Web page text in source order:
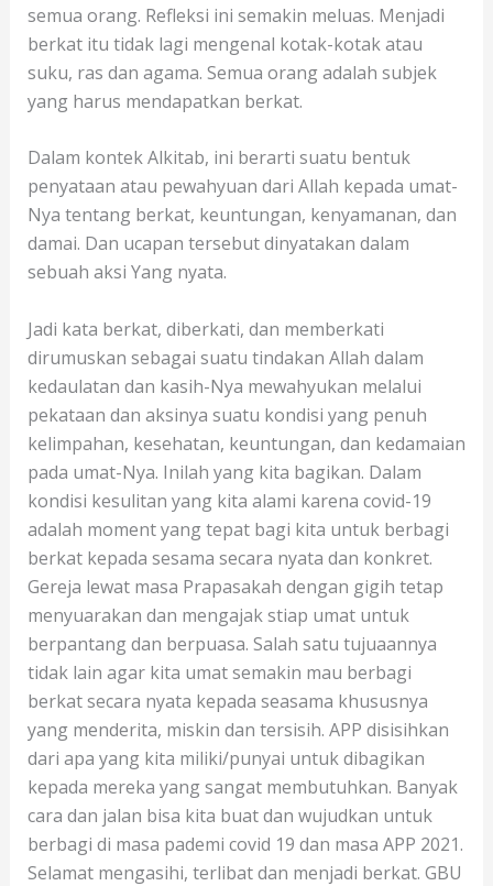
semua orang. Refleksi ini semakin meluas. Menjadi
berkat itu tidak lagi mengenal kotak-kotak atau
suku, ras dan agama. Semua orang adalah subjek
yang harus mendapatkan berkat.
Dalam kontek Alkitab, ini berarti suatu bentuk
penyataan atau pewahyuan dari Allah kepada umat-
Nya tentang berkat, keuntungan, kenyamanan, dan
damai. Dan ucapan tersebut dinyatakan dalam
sebuah aksi Yang nyata.
Jadi kata berkat, diberkati, dan memberkati
dirumuskan sebagai suatu tindakan Allah dalam
kedaulatan dan kasih-Nya mewahyukan melalui
pekataan dan aksinya suatu kondisi yang penuh
kelimpahan, kesehatan, keuntungan, dan kedamaian
pada umat-Nya. Inilah yang kita bagikan. Dalam
kondisi kesulitan yang kita alami karena covid-19
adalah moment yang tepat bagi kita untuk berbagi
berkat kepada sesama secara nyata dan konkret.
Gereja lewat masa Prapasakah dengan gigih tetap
menyuarakan dan mengajak stiap umat untuk
berpantang dan berpuasa. Salah satu tujuaannya
tidak lain agar kita umat semakin mau berbagi
berkat secara nyata kepada seasama khususnya
yang menderita, miskin dan tersisih. APP disisihkan
dari apa yang kita miliki/punyai untuk dibagikan
kepada mereka yang sangat membutuhkan. Banyak
cara dan jalan bisa kita buat dan wujudkan untuk
berbagi di masa pademi covid 19 dan masa APP 2021.
Selamat mengasihi, terlibat dan menjadi berkat. GBU